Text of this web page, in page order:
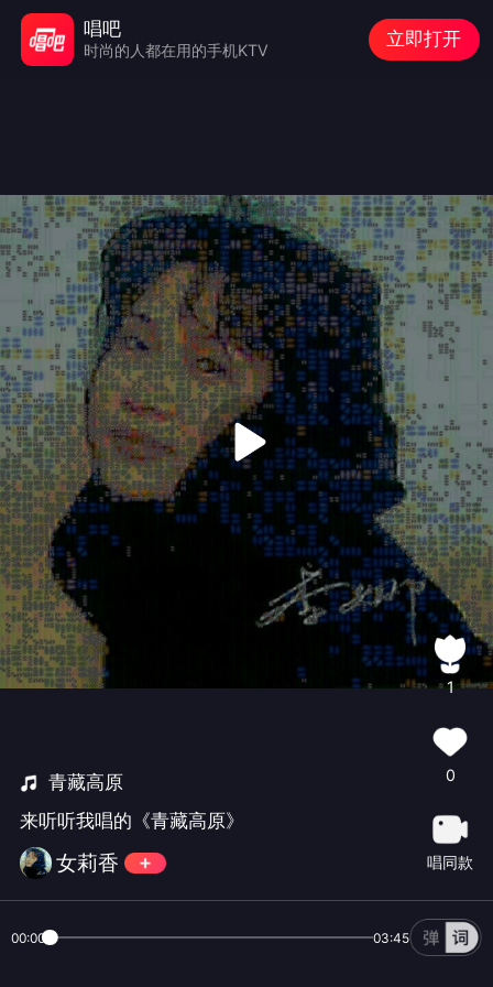
青藏高原
来听听我唱的《青藏高原》
女莉香
1
0
唱同款
00:00 03:45
唱吧
时尚的人都在用的手机KTV
立即打开